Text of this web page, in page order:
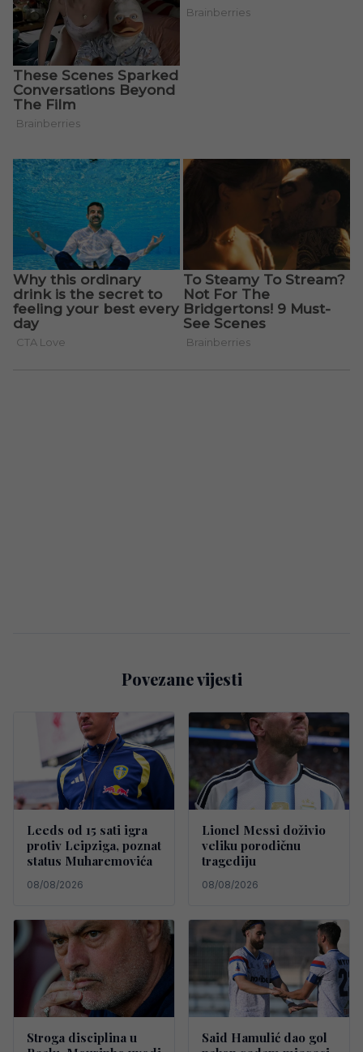
Povezane vijesti
Leeds od 15 sati igra
protiv Leipziga, poznat
status Muharemovića
08/08/2026
Lionel Messi doživio
veliku porodičnu
tragediju
08/08/2026
Stroga disciplina u
Said Hamulić dao gol